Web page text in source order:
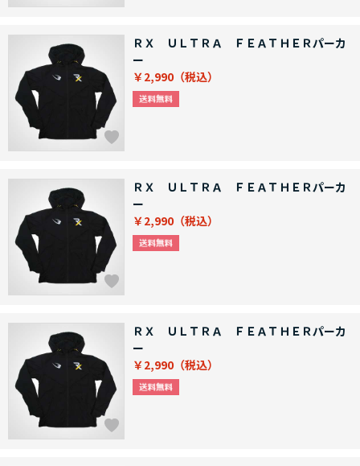
ＲＸ ＵＬＴＲＡ ＦＥＡＴＨＥＲパーカ
ー
￥2,990
ＲＸ ＵＬＴＲＡ ＦＥＡＴＨＥＲパーカ
ー
￥2,990
ＲＸ ＵＬＴＲＡ ＦＥＡＴＨＥＲパーカ
ー
￥2,990